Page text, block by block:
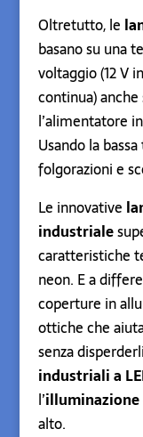
Oltretutto, le
basano su una
voltaggio (12 V
continua)
l’alimentatore
Usando la
folgorazioni e
Le innovative
industriale
caratteristiche
neon. E a
coperture in
ottiche che
senza
industriali a
l’illuminazione
alto.